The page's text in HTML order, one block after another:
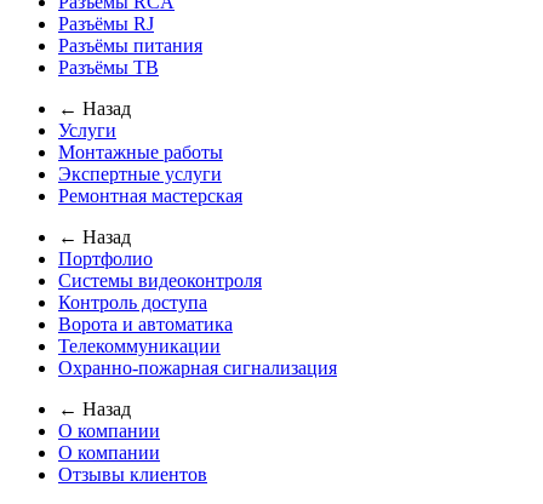
Разъёмы RJ
Разъёмы питания
Разъёмы ТВ
← Назад
Услуги
Монтажные работы
Экспертные услуги
Ремонтная мастерская
← Назад
Портфолио
Системы видеоконтроля
Контроль доступа
Ворота и автоматика
Телекоммуникации
Охранно-пожарная сигнализация
← Назад
О компании
О компании
Отзывы клиентов